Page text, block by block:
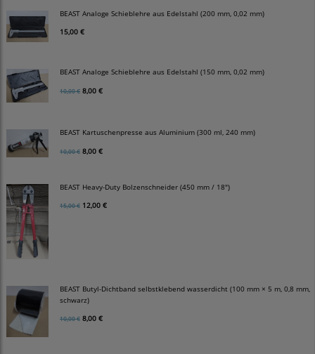
BEAST Analoge Schieblehre aus Edelstahl (200 mm, 0,02 mm)
15,00 €
BEAST Analoge Schieblehre aus Edelstahl (150 mm, 0,02 mm)
10,00 € 8,00 €
BEAST Kartuschenpresse aus Aluminium (300 ml, 240 mm)
10,00 € 8,00 €
BEAST Heavy-Duty Bolzenschneider (450 mm / 18")
15,00 € 12,00 €
BEAST Butyl-Dichtband selbstklebend wasserdicht (100 mm × 5 m, 0,8 mm,
schwarz)
10,00 € 8,00 €